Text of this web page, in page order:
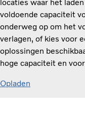
locaties waar het
voldoende capaciteit
onderweg op om het
verlagen, of kies voor
oplossingen
hoge capaciteit en
Opladen